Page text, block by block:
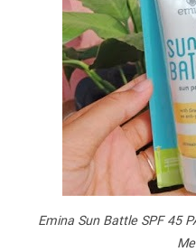
Emina Sun Battle SPF 45